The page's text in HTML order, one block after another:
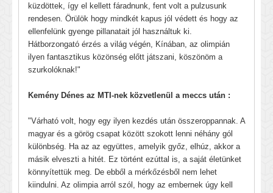
küzdöttek, így el kellett fáradnunk, fent volt a pulzusunk
rendesen. Örülök hogy mindkét kapus jól védett és hogy az
ellenfelünk gyenge pillanatait jól használtuk ki.
Hátborzongató érzés a világ végén, Kínában, az olimpián
ilyen fantasztikus közönség előtt játszani, köszönöm a
szurkolóknak!"
Kemény Dénes az MTI-nek közvetlenül a meccs után :
"Várható volt, hogy egy ilyen kezdés után összeroppannak. A
magyar és a görög csapat között szokott lenni néhány gól
különbség. Ha az az együttes, amelyik győz, elhúz, akkor a
másik elveszti a hitét. Ez történt ezúttal is, a saját életünket
könnyítettük meg. De ebből a mérkőzésből nem lehet
kiindulni. Az olimpia arról szól, hogy az embernek úgy kell